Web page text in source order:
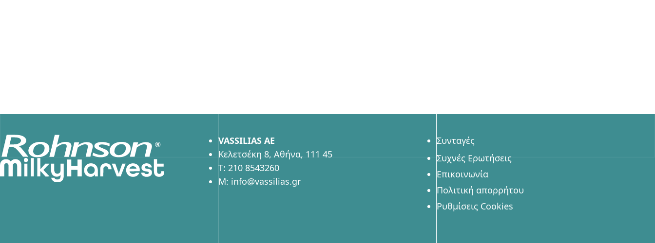
VASSILIAS AE
Κελετσέκη 8, Αθήνα, 111 45
T: 210 8543260
M: info@vassilias.gr
Συνταγές
Συχνές Ερωτήσεις
Επικοινωνία
Πολιτική απορρήτου
Ρυθμίσεις Cookies